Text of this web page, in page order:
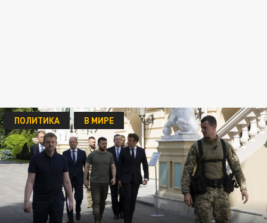
ПОЛИТИКА В МИРЕ